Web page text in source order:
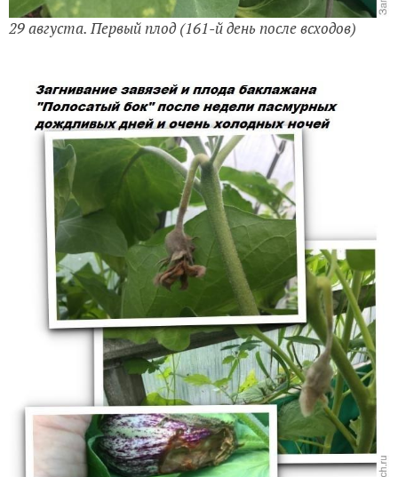
29 августа. Первый плод (161-й день после всходов)